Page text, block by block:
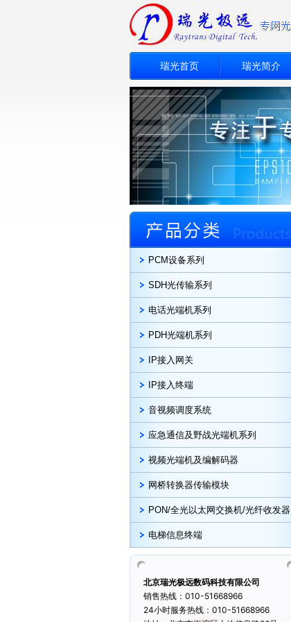
瑞光首页 瑞光简介
PCM设备系列
SDH光传输系列
电话光端机系列
PDH光端机系列
IP接入网关
IP接入终端
音视频调度系统
应急通信及野战光端机系列
视频光端机及编解码器
网桥转换器传输模块
PON/全光以太网交换机/光纤收发器
电梯信息终端
北京瑞光极远数码科技有限公司
销售热线：010-51668966
24小时服务热线：010-51668966